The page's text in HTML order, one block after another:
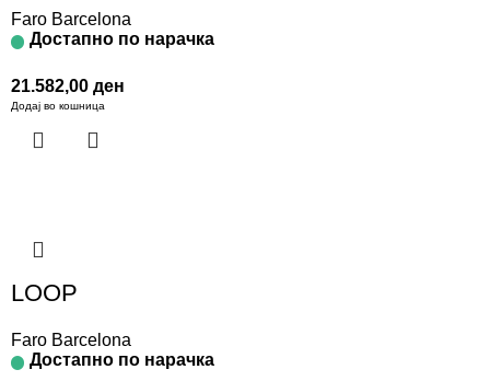
Faro Barcelona
Достапно по нарачка
21.582,00 ден
Додај во кошница
LOOP
Faro Barcelona
Достапно по нарачка